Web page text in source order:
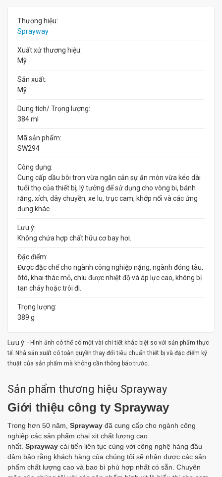
Thương hiệu:
Sprayway
Xuất xứ thương hiệu:
Mỹ
Sản xuất:
Mỹ
Dung tích/ Trọng lượng:
384 ml
Mã sản phẩm:
SW294
Công dụng:
Cung cấp dầu bôi trơn vừa ngăn cản sự ăn mòn vừa kéo dài
tuổi thọ của thiết bị, lý tưởng để sử dụng cho vòng bi, bánh
răng, xích, dây chuyền, xe lu, trục cam, khớp nối và các ứng
dụng khác.
Lưu ý:
Không chứa hợp chất hữu cơ bay hơi.
Đặc điểm:
Được đặc chế cho ngành công nghiệp nặng, ngành đóng tàu,
ôtô, khai thác mỏ, chịu được nhiệt độ và áp lực cao, không bị
tan chảy hoặc trôi đi.
Trọng lượng:
389 g
Lưu ý: - Hình ảnh có thể có một vài chi tiết khác biệt so với sản phẩm thực
tế. Nhà sản xuất có toàn quyền thay đổi tiêu chuẩn thiết bị và đặc điểm kỹ
thuật của sản phẩm mà không cần thông báo trước.
Sản phẩm thương hiệu Sprayway
Giới thiệu công ty Sprayway
Trong hơn 50 năm, Sprayway đã cung cấp cho ngành công
nghiệp các sản phẩm chai xịt chất lượng cao
nhất. Sprayway cải tiến liên tục cùng với công nghệ hàng đầu
đảm bảo rằng khách hàng của chúng tôi sẽ nhận được các sản
phẩm chất lượng cao và bao bì phù hợp nhất có sẵn. Chuyên